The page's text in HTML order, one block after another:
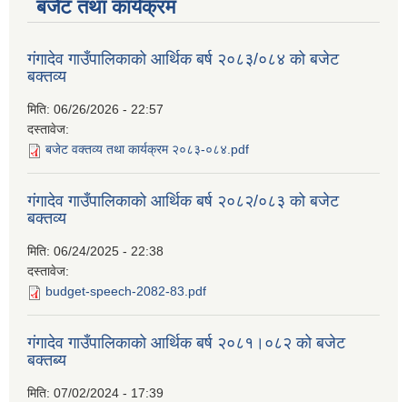
बजेट तथा कार्यक्रम
गंगादेव गाउँपालिकाको आर्थिक बर्ष २०८३/०८४ को बजेट
बक्तव्य
मिति: 06/26/2026 - 22:57
दस्तावेज:
बजेट वक्तव्य तथा कार्यक्रम २०८३-०८४.pdf
गंगादेव गाउँपालिकाको आर्थिक बर्ष २०८२/०८३ को बजेट
बक्तव्य
मिति: 06/24/2025 - 22:38
दस्तावेज:
budget-speech-2082-83.pdf
गंगादेव गाउँपालिकाको आर्थिक बर्ष २०८१।०८२ को बजेट
बक्तब्य
मिति: 07/02/2024 - 17:39